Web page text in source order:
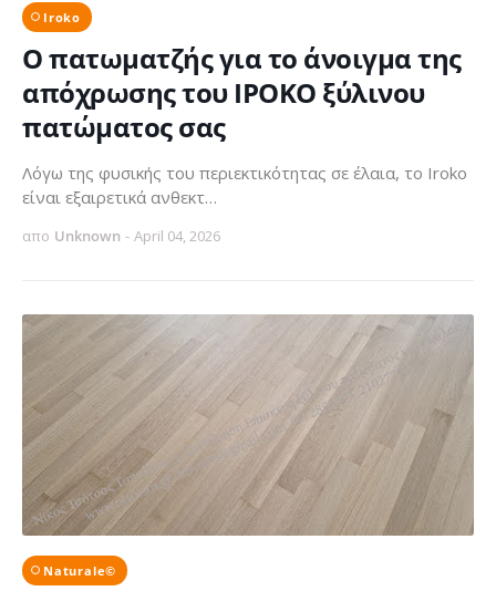
Iroko
Ο πατωματζής για το άνοιγμα της
απόχρωσης του ΙΡΟΚΟ ξύλινου
πατώματος σας
Λόγω της φυσικής του περιεκτικότητας σε έλαια, το Iroko
είναι εξαιρετικά ανθεκτ…
απο Unknown - April 04, 2026
Naturale©